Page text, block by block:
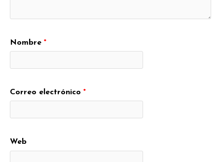
Nombre *
Correo electrónico *
Web